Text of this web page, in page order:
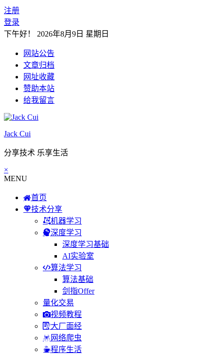
注册
登录
下午好！ 2026年8月9日 星期日
网站公告
文章归档
网址收藏
赞助本站
给我留言
Jack Cui
分享技术 乐享生活
×
MENU
首页
技术分享
机器学习
深度学习
深度学习基础
AI实验室
算法学习
算法基础
剑指Offer
量化交易
视频教程
大厂面经
网络爬虫
程序生活